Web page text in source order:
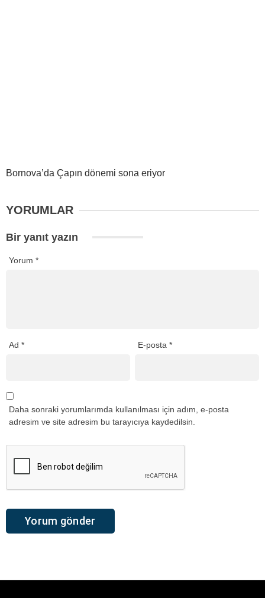
Bornova’da Çapın dönemi sona eriyor
YORUMLAR
Bir yanıt yazın
Yorum *
Ad * E-posta*
Daha sonraki yorumlarımda kullanılması için adım, e-posta
adresim ve site adresim bu tarayıcıya kaydedilsin.